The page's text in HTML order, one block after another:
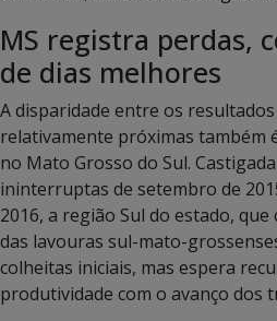
MS registra perdas,
de dias melhores
A disparidade entre os
relativamente próximas também
no Mato Grosso do Sul.
ininterruptas de setembro de
2016, a região Sul do estado,
das lavouras sul-mato-
colheitas iniciais, mas espera
produtividade com o avanço dos